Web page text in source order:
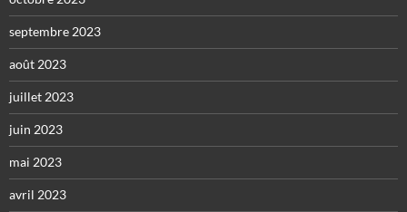
septembre 2023
août 2023
juillet 2023
juin 2023
mai 2023
avril 2023